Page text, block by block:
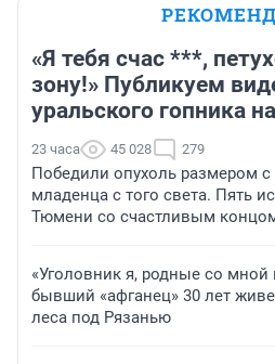
«Я тебя счас ***,
зону!» Публикуем
уральского гопника
23 часа 45 028 279
Победили опухоль размером
младенца с того света. Пять
Тюмени со счастливым
«Уголовник я, родные со мной
бывший «афганец» 30 лет
леса под Рязанью